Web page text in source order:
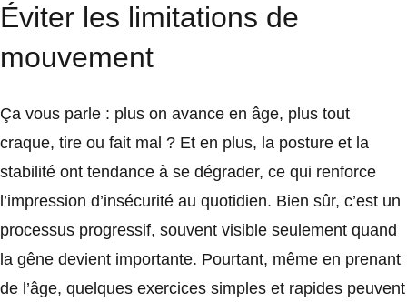
Éviter les limitations de
mouvement
Ça vous parle : plus on avance en âge, plus tout
craque, tire ou fait mal ? Et en plus, la posture et la
stabilité ont tendance à se dégrader, ce qui renforce
l’impression d’insécurité au quotidien. Bien sûr, c’est un
processus progressif, souvent visible seulement quand
la gêne devient importante. Pourtant, même en prenant
de l’âge, quelques exercices simples et rapides peuvent